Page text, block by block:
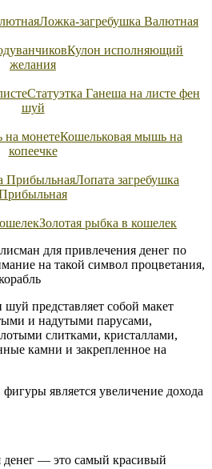
Ложка-загребушка Валютная
Кулон исполняющий
желания
Статуэтка Ганеша на листе фен
шуй
Кошельковая мышь на
копеечке
Лопата загребушка
Золотая рыбка в кошелек
для привлечения денег по
на такой символ процветания,
представляет собой макет
и надутыми парусами,
слитками, кристаллами,
камни и закрепленное на
является увеличение дохода
денег — это самый красивый